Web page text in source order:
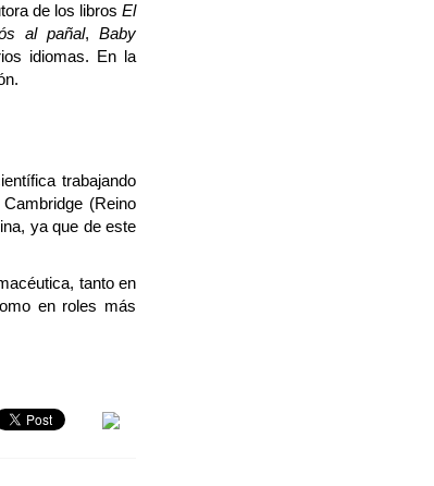
de los libros El
al pañal,Baby
idiomas. En la
trabajando
(Reino
ya que de este
tanto en
en roles más